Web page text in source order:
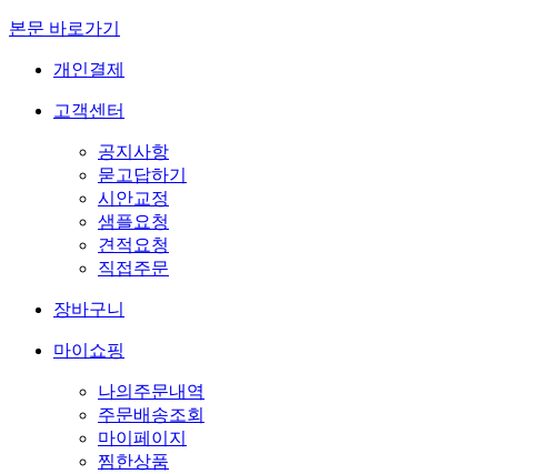
본문 바로가기
개인결제
고객센터
공지사항
묻고답하기
시안교정
샘플요청
견적요청
직접주문
장바구니
마이쇼핑
나의주문내역
주문배송조회
마이페이지
찜한상품